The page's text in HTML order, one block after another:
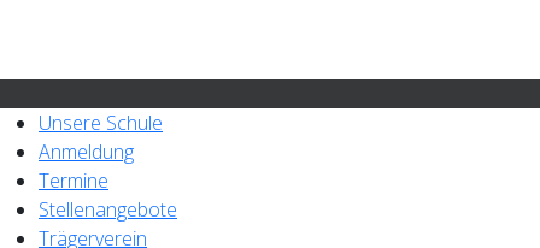
Unsere Schule
Anmeldung
Termine
Stellenangebote
Trägerverein